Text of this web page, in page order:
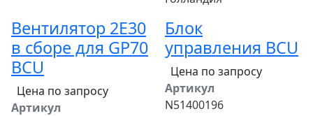
Вентилятор 2E30
в сборе для GP70
BCU
Цена по запросу
Артикул
Блок
управления BCU
Цена по запросу
Артикул
N51400196